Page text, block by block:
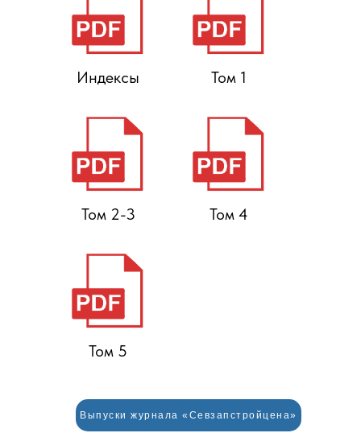
Индексы Том 1
Том 2-3
Выпуски журнала «Севзапстройцена»
Том 4
Том 5